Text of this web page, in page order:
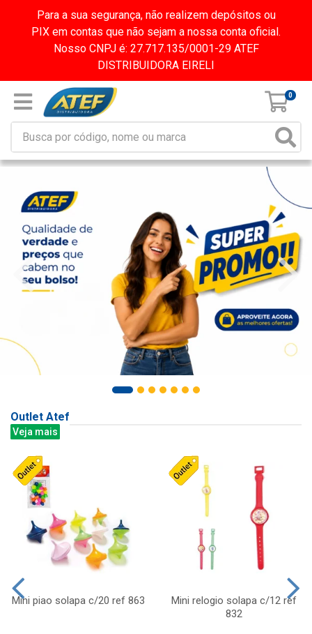
Para a sua segurança, não realizem depósitos ou
PIX em contas que não sejam a nossa conta oficial.
Nosso CNPJ é: 27.717.135/0001-29 ATEF
DISTRIBUIDORA EIRELI
0
Outlet Atef
Veja mais
Mini piao solapa c/20 ref 863
Mini relogio solapa c/12 ref
832